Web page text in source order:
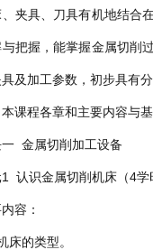
夹具、刀具有机地结合
把握，能掌握金属切削
及加工参数，初步具有
课程各章和主要内容与
金属切削加工设备
认识金属切削机床（4学
容：
床的类型。